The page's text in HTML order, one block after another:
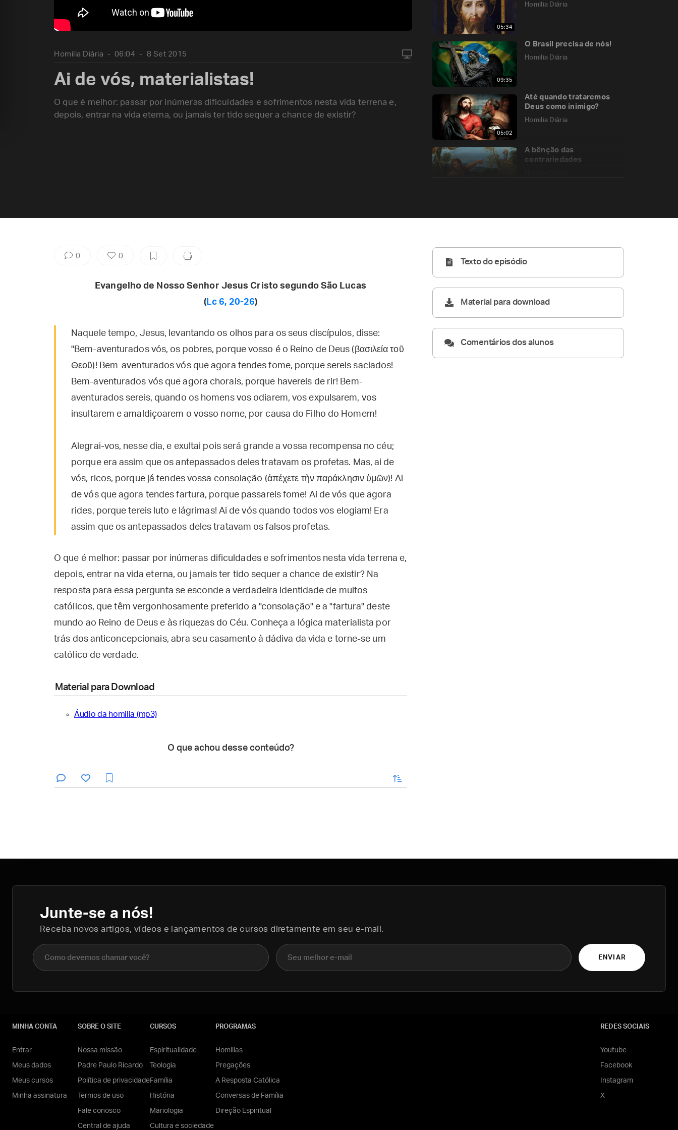
05:34
Homilia Diária
09:35
O Brasil precisa de nós!
Homilia Diária
05:02
Até quando trataremos
Deus como inimigo?
Homilia Diária
A bênção das
contrariedades
Homilia Diária 06:04 8 Set 2015
Ai de vós, materialistas!
O que é melhor: passar por inúmeras dificuldades e sofrimentos nesta vida terrena e,
depois, entrar na vida eterna, ou jamais ter tido sequer a chance de existir?
0 0
Evangelho de Nosso Senhor Jesus Cristo segundo São Lucas
(Lc 6, 20-26)
Naquele tempo, Jesus, levantando os olhos para os seus discípulos, disse:
"Bem-aventurados vós, os pobres, porque vosso é o Reino de Deus (βασιλεία τοῦ
Θεοῦ)! Bem-aventurados vós que agora tendes fome, porque sereis saciados!
Bem-aventurados vós que agora chorais, porque havereis de rir! Bem-
aventurados sereis, quando os homens vos odiarem, vos expulsarem, vos
insultarem e amaldiçoarem o vosso nome, por causa do Filho do Homem!
Alegrai-vos, nesse dia, e exultai pois será grande a vossa recompensa no céu;
porque era assim que os antepassados deles tratavam os profetas. Mas, ai de
vós, ricos, porque já tendes vossa consolação (ἀπέχετε τὴν παράκλησιν ὑμῶν)! Ai
de vós que agora tendes fartura, porque passareis fome! Ai de vós que agora
rides, porque tereis luto e lágrimas! Ai de vós quando todos vos elogiam! Era
assim que os antepassados deles tratavam os falsos profetas.
O que é melhor: passar por inúmeras dificuldades e sofrimentos nesta vida terrena e,
depois, entrar na vida eterna, ou jamais ter tido sequer a chance de existir? Na
resposta para essa pergunta se esconde a verdadeira identidade de muitos
católicos, que têm vergonhosamente preferido a "consolação" e a "fartura" deste
mundo ao Reino de Deus e às riquezas do Céu. Conheça a lógica materialista por
trás dos anticoncepcionais, abra seu casamento à dádiva da vida e torne-se um
católico de verdade.
Material para Download
Áudio da homilia (mp3)
O que achou desse conteúdo?
enviar
Texto do episódio
Material para download
Comentários dos alunos
Junte-se a nós!
Receba novos artigos, vídeos e lançamentos de cursos diretamente em seu e-mail.
Nome completo E-mail
ENVIAR
MINHA CONTA
Entrar
Meus dados
Meus cursos
Minha assinatura
SOBRE O SITE
Nossa missão
Padre Paulo Ricardo
Política de privacidade
Termos de uso
Fale conosco
Central de ajuda
CURSOS
Espiritualidade
Teologia
Família
História
Mariologia
Cultura e sociedade
PROGRAMAS
Homilias
Pregações
A Resposta Católica
Conversas de Família
Direção Espiritual
REDES SOCIAIS
Youtube
Facebook
Instagram
X